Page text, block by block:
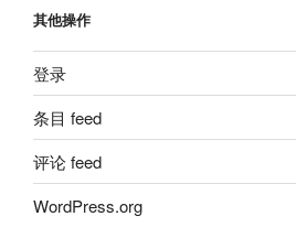
其他操作
登录
条目 feed
评论 feed
WordPress.org